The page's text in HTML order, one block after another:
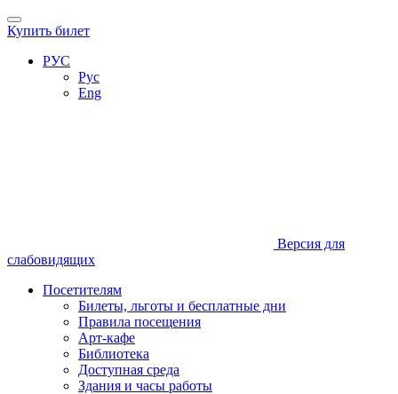
Купить билет
РУС
Рус
Eng
Версия для
слабовидящих
Посетителям
Билеты, льготы и бесплатные дни
Правила посещения
Арт-кафе
Библиотека
Доступная среда
Здания и часы работы